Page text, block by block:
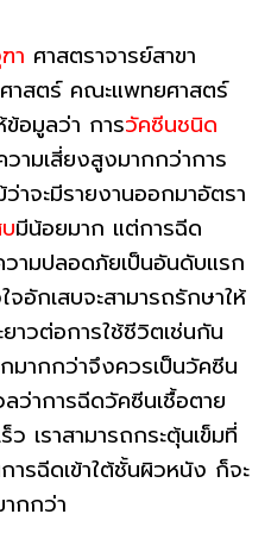
า ศาสตราจารย์สาขา
ศาสตร์ คณะแพทยศาสตร์
อมูลว่า การวัคซีนชนิด
ามเสี่ยงสูงมากกว่าการ
าจะมีรายงานออกมาอัตรา
มีน้อยมาก แต่การฉีด
ามปลอดภัยเป็นอันดับแรก
จอักเสบจะสามารถรักษาให้
าวต่อการใช้ชีวิตเช่นกัน
มากกว่าจึงควรเป็นวัคซีน
ว่าการฉีดวัคซีนเชื้อตาย
เราสามารถกระตุ้นเข็มที่
รฉีดเข้าใต้ชั้นผิวหนัง ก็จะ
กกว่า